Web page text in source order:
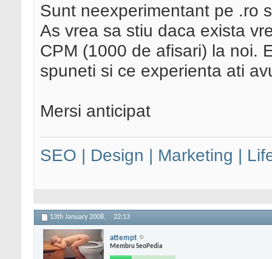
Sunt neexperimentant pe .ro
As vrea sa stiu daca exista
CPM (1000 de afisari) la noi.
spuneti si ce experienta ati
Mersi anticipat
SEO | Design | Marketing |
13th January 2008, 22:13
attempt
Membru SeoPedia